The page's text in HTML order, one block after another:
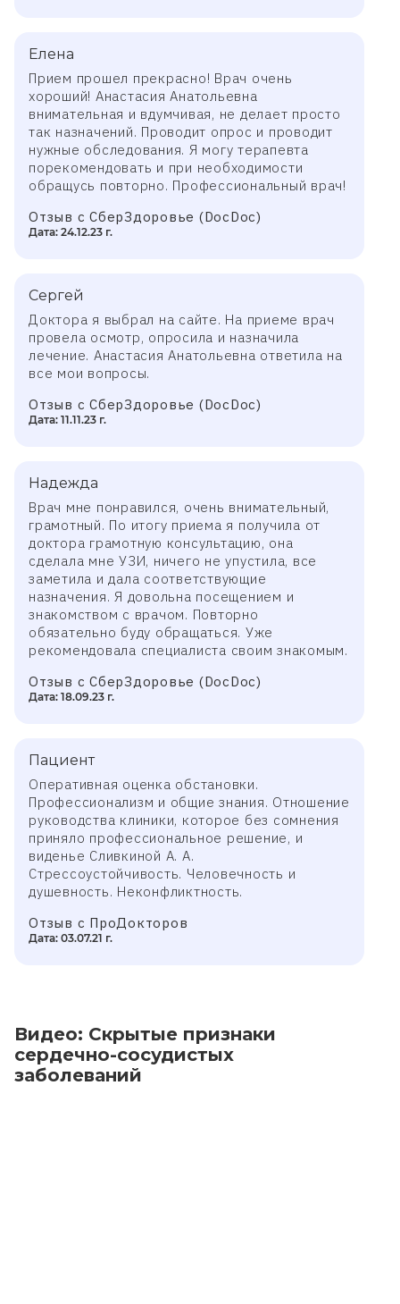
Елена
Прием прошел прекрасно! Врач очень
хороший! Анастасия Анатольевна
внимательная и вдумчивая, не делает просто
так назначений. Проводит опрос и проводит
нужные обследования. Я могу терапевта
порекомендовать и при необходимости
обращусь повторно. Профессиональный врач!
Отзыв с СберЗдоровье (DocDoc)
Дата: 24.12.23 г.
Сергей
Доктора я выбрал на сайте. На приеме врач
провела осмотр, опросила и назначила
лечение. Анастасия Анатольевна ответила на
все мои вопросы.
Отзыв с СберЗдоровье (DocDoc)
Дата: 11.11.23 г.
Надежда
Врач мне понравился, очень внимательный,
грамотный. По итогу приема я получила от
доктора грамотную консультацию, она
сделала мне УЗИ, ничего не упустила, все
заметила и дала соответствующие
назначения. Я довольна посещением и
знакомством с врачом. Повторно
обязательно буду обращаться. Уже
рекомендовала специалиста своим знакомым.
Отзыв с СберЗдоровье (DocDoc)
Дата: 18.09.23 г.
Пациент
Оперативная оценка обстановки.
Профессионализм и общие знания. Отношение
руководства клиники, которое без сомнения
приняло профессиональное решение, и
виденье Сливкиной А. А.
Стрессоустойчивость. Человечность и
душевность. Неконфликтность.
Отзыв с ПроДокторов
Дата: 03.07.21 г.
Видео: Cкрытые признаки
сердечно-сосудистых
заболеваний